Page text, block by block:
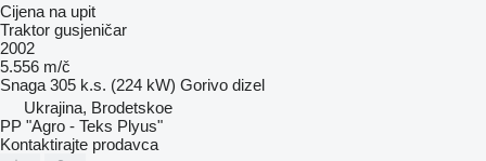
Cijena na upit
Traktor gusjeničar
2002
5.556 m/č
Snaga 305 k.s. (224 kW) Gorivo dizel
Ukrajina, Brodetskoe
PP "Agro - Teks Plyus"
Kontaktirajte prodavca